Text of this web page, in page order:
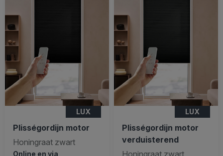
LUX
Plisségordijn motor
Honingraat zwart
Online en via
LUX
Plisségordijn motor
verduisterend
Honingraat zwart